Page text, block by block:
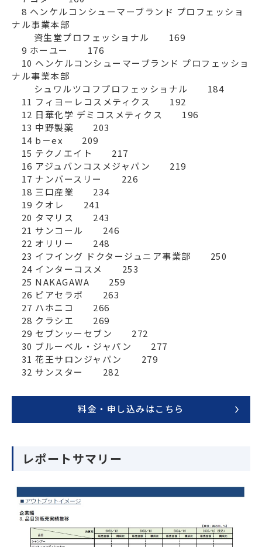
8 ヘンケルコンシューマーブランド プロフェッショ
ナル事業本部
資生堂プロフェッショナル　　169
9 ホーユー　　176
10 ヘンケルコンシューマーブランド プロフェッショ
ナル事業本部
シュワルツコフプロフェッショナル　　184
11 フィヨーレコスメティクス　　192
12 日華化学 デミコスメティクス　　196
13 中野製薬　　203
14 b－ex　　209
15 テクノエイト　　217
16 アジュバンコスメジャパン　　219
17 ナンバースリー　　226
18 三口産業　　234
19 クオレ　　241
20 タマリス　　243
21 サンコール　　246
22 オリリー　　248
23 イフイング ドクタージュニア事業部　　250
24 インターコスメ　　253
25 NAKAGAWA　　259
26 ピアセラボ　　263
27 ハホニコ　　266
28 クラシエ　　269
29 セブンッーセブン　　272
30 ブルーベル・ジャパン　　277
31 花王サロンジャパン　　279
32 サンスター　　282
料金・申し込みはこちら
レポートサマリー